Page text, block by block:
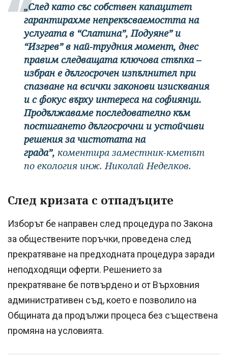
„След като със собствен капацитет
гарантирахме непрекъсваемостта на
услугата в “Слатина”, Подуяне” и
“Изгрев” в най-трудния момент, днес
правим следващата ключова стъпка –
избран е дългосрочен изпълнител при
спазване на всички законови изисквания
и с фокус върху интереса на софиянци.
Продължаваме последователно към
постигането дългосрочни и устойчиви
решения за чистотата на
града”, коментира заместник-кметът
по екология инж. Николай Неделков.
След кризата с отпадъците
Изборът бе направен след процедура по Закона
за обществените поръчки, проведена след
прекратяване на предходната процедура заради
неподходящи оферти. Решението за
прекратяване бе потвърдено и от Върховния
административен съд, което е позволило на
Общината да продължи процеса без съществена
промяна на условията.